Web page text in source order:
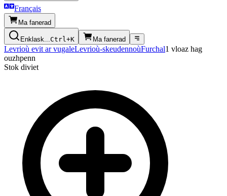
Français
Ma fanerad
Enklask...Ctrl+K Ma fanerad
Levrioù evit ar vugaleLevrioù-skeudennoùFurchal1 vloaz hag
ouzhpenn
Stok diviet